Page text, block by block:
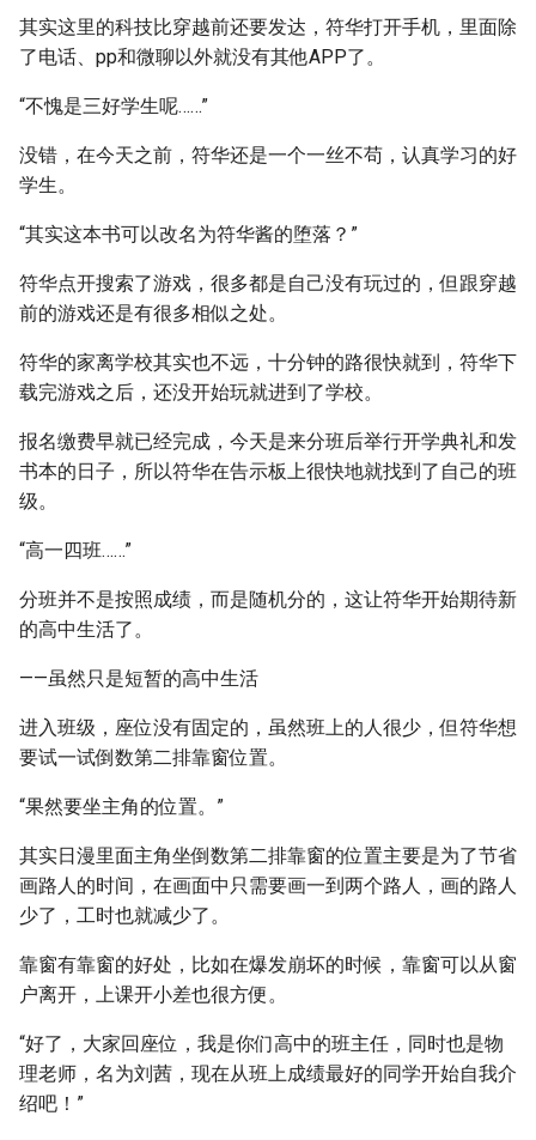
其实这里的科技比穿越前还要发达，符华打开手机，里面除
了电话、pp和微聊以外就没有其他APP了。
“不愧是三好学生呢……”
没错，在今天之前，符华还是一个一丝不苟，认真学习的好
学生。
“其实这本书可以改名为符华酱的堕落？”
符华点开搜索了游戏，很多都是自己没有玩过的，但跟穿越
前的游戏还是有很多相似之处。
符华的家离学校其实也不远，十分钟的路很快就到，符华下
载完游戏之后，还没开始玩就进到了学校。
报名缴费早就已经完成，今天是来分班后举行开学典礼和发
书本的日子，所以符华在告示板上很快地就找到了自己的班
级。
“高一四班……”
分班并不是按照成绩，而是随机分的，这让符华开始期待新
的高中生活了。
——虽然只是短暂的高中生活
进入班级，座位没有固定的，虽然班上的人很少，但符华想
要试一试倒数第二排靠窗位置。
“果然要坐主角的位置。”
其实日漫里面主角坐倒数第二排靠窗的位置主要是为了节省
画路人的时间，在画面中只需要画一到两个路人，画的路人
少了，工时也就减少了。
靠窗有靠窗的好处，比如在爆发崩坏的时候，靠窗可以从窗
户离开，上课开小差也很方便。
“好了，大家回座位，我是你们高中的班主任，同时也是物
理老师，名为刘茜，现在从班上成绩最好的同学开始自我介
绍吧！”